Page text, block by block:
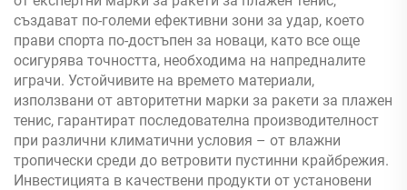
създават по-големи ефективни зони за удар, което
прави спорта по-достъпен за новаци, като все още
осигурява точността, необходима на напредналите
играчи. Устойчивите на времето материали,
използвани от авторитетни марки за ракети за плажен
тенис, гарантират последователна производителност
при различни климатични условия – от влажни
тропически среди до ветровити пустинни крайбрежия.
Инвестицията в качествени продукти от установени